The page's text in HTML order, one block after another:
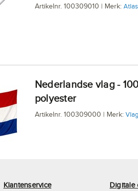
Artikelnr. 100309010 | Merk: Atlas
Nederlandse vlag - 100 x 150 cm - spun-
polyester
Artikelnr. 100309000 | Merk: Vlag
Klantenservice
Digitale